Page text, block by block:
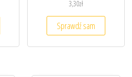
3,30zł
Sprawdź sam